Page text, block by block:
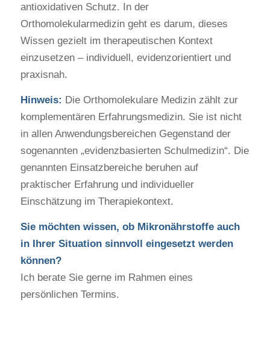
antioxidativen Schutz. In der
Orthomolekularmedizin geht es darum, dieses
Wissen gezielt im therapeutischen Kontext
einzusetzen – individuell, evidenzorientiert und
praxisnah.
Hinweis: Die Orthomolekulare Medizin zählt zur
komplementären Erfahrungsmedizin. Sie ist nicht
in allen Anwendungsbereichen Gegenstand der
sogenannten „evidenzbasierten Schulmedizin“. Die
genannten Einsatzbereiche beruhen auf
praktischer Erfahrung und individueller
Einschätzung im Therapiekontext.
Sie möchten wissen, ob Mikronährstoffe auch
in Ihrer Situation sinnvoll eingesetzt werden
können?
Ich berate Sie gerne im Rahmen eines
persönlichen Termins.